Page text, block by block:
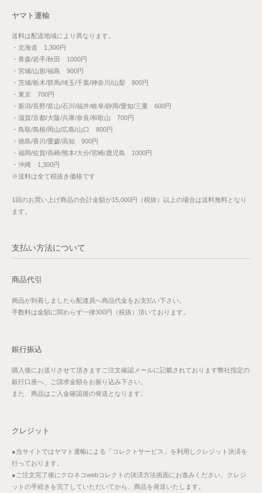
ヤマト運輸
送料は配送地域により異なります。
・北海道 1,300円
・青森/岩手/秋田 1000円
・宮城/山形/福島 900円
・茨城/栃木/群馬/埼玉/千葉/神奈川/山梨 800円
・東京 700円
・新潟/長野/富山/石川/福井/岐阜/静岡/愛知/三重 600円
・滋賀/京都/大阪/兵庫/奈良/和歌山 700円
・鳥取/島根/岡山/広島/山口 800円
・徳島/香川/愛媛/高知 900円
・福岡/佐賀/長崎/熊本/大分/宮崎/鹿児島 1000円
・沖縄 1,300円
※送料は全て税抜き価格です
1回のお買い上げ商品の合計金額が15,000円（税抜）以上の場合は送料無料となり
ます。
支払い方法について
商品代引
商品が到着しましたら配達員へ商品代金をお支払い下さい。
手数料は金額に関わらず一律300円（税抜）頂いております。
銀行振込
購入後にお送りさせて頂きますご注文確認メールに記載されております弊社指定の
銀行口座へ、ご請求金額をお振り込み下さい。
また、商品はご入金確認後の発送となります。
クレジット
●当サイトではヤマト運輸による「コレクトサービス」を利用しクレジット決済を
行っております。
●ご注文完了後にクロネコwebコレクトの決済方法画面にお進みください。クレジ
ットの手続きを完了していただいてから、商品を発送いたします。